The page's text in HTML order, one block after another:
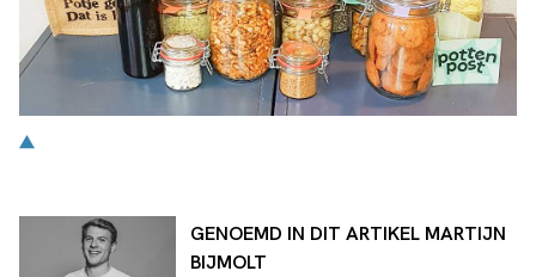
GENOEMD IN DIT ARTIKEL MARTIJN
BIJMOLT